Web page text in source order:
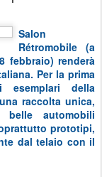
Salon
Rétromobile (a
febbraio) renderà
Per la prima
della
raccolta unica,
automobili
prototipi,
dal telaio con il